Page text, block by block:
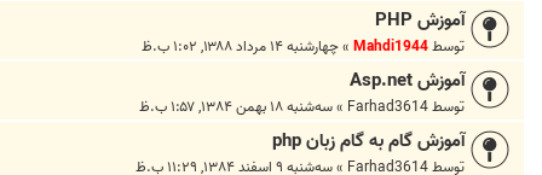
آموزش PHP
توسطMahdi1944
»چهارشنبه ۱۴ مرداد ۱۳۸۸, ۱:۰۲ ب.ظ
آموزش Asp.net
توسطFarhad3614
»سه‌شنبه ۱۸ بهمن ۱۳۸۴, ۱:۵۷ ب.ظ
آموزش گام به گام زبان php
توسطFarhad3614
»سه‌شنبه ۹ اسفند ۱۳۸۴, ۱۱:۲۹ ب.ظ